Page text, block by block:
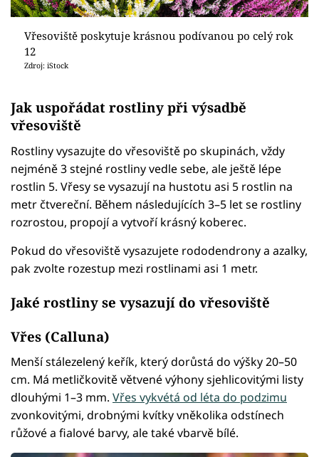
Vřesoviště poskytuje krásnou podívanou po celý rok
12
Zdroj: iStock
Jak uspořádat rostliny při výsadbě
vřesoviště
Rostliny vysazujte do vřesoviště po skupinách, vždy
nejméně 3 stejné rostliny vedle sebe, ale ještě lépe
rostlin 5. Vřesy se vysazují na hustotu asi 5 rostlin na
metr čtvereční. Během následujících 3–5 let se rostliny
rozrostou, propojí a vytvoří krásný koberec.
Pokud do vřesoviště vysazujete rododendrony a azalky,
pak zvolte rozestup mezi rostlinami asi 1 metr.
Jaké rostliny se vysazují do vřesoviště
Vřes (Calluna)
Menší stálezelený keřík, který dorůstá do výšky 20–50
cm. Má metličkovitě větvené výhony sjehlicovitými listy
dlouhými 1–3 mm. Vřes vykvétá od léta do podzimu
zvonkovitými, drobnými kvítky vněkolika odstínech
růžové a fialové barvy, ale také vbarvě bílé.